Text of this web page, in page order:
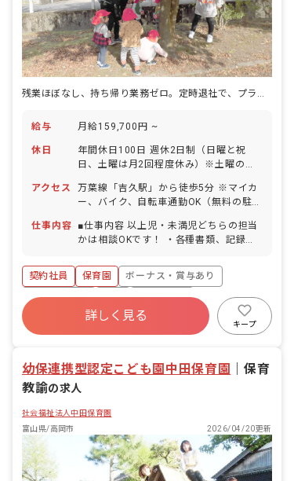
給与 月給159,700円 ~
休日
年間休日100日 週休2日制（日曜と祝
日、土曜は月2回程度休み）※土曜の勤
間） 年末年始休暇 有給休暇（初年度10
日付与／半日単位で取得可能） 慶弔休暇
産前産後・育児休暇（取得・復帰ともに
100％） 介護・看護休暇
アクセス
万葉線「吉久駅」から徒歩5分 ※マイカ
ー、バイク、自転車通勤OK（無料の駐車
仕事内容
■仕事内容 以上児・未満児どちらの担当
かは相談OKです！ ・各種書類、記録等
掃 ・保育室環境構成 ・他クラ
ス応援 等 ＜クラス定員＞ 0歳児クラ
ス 7名／職員2~3名 1歳児クラス 11
名／職員2名 2歳児クラス 12名／職員2
名
契約社員 保育園
ボーナス・賞与あり
社会保険完備
有給
残業少なめ
昇給昇進あり
産休育休制度
社会福祉法人
詳しく見る
キープ
幼保連携型認定こども園中田保育園
保育
教諭の求人
社会福祉法人中田保育園
富山県/高岡市
2026/04/20更新